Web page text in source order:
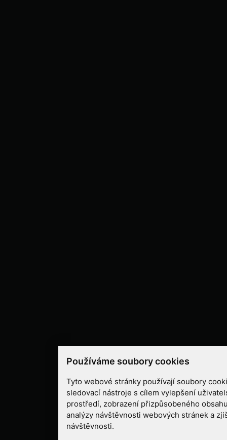
Používáme soubory cookies
Tyto webové stránky používají soubory
sledovací nástroje s cílem vylepšení
prostředí, zobrazení přizpůsobeného
analýzy návštěvnosti webových stránek a
návštěvnosti.